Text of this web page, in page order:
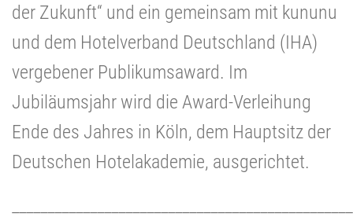
der Zukunft“ und ein gemeinsam mit kununu
und dem Hotelverband Deutschland (IHA)
vergebener Publikumsaward. Im
Jubiläumsjahr wird die Award-Verleihung
Ende des Jahres in Köln, dem Hauptsitz der
Deutschen Hotelakademie, ausgerichtet.